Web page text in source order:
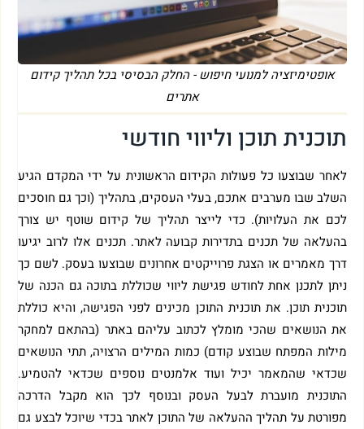
אופטימיזציה למנועי חיפוש - החלק הבסיסי בכל תהליך קידום
אתרים
תוכנית תוכן וליווי חודשי
לאחר שבוצעו כל פעולות הקידום הראשונית על ידי המקדם הגיע
השלב שבו מערבים אתכם, בעלי העסקים, בתהליך (וכך גם חוסכים
לכם את העלויות). כדי לייצר תהליך של קידום שוטף יש צורך
בהעלאה של תכנים בתדירות קבועה לאתר. תכנים אלו לרוב יגיעו
דרך מאמרים או הצגת פרוייקטים אחרונים שבוצעו בעסק. לשם כך
ניתן לתכנן אחת לחודש פגישת ליווי שכוללת בתוכה גם הכנה של
תוכנית תוכן. את תוכנית התוכן מכינים לפני הפגישה, והיא כוללת
את הנושאים שהכי מומלץ לכתוב עליהם באתר (בהתאם למחקר
מילות המפתח שבוצע קודם) כמות המילים הרצויה, תתי הנושאים
שכדאי שהמאמר יכיל ועוד אלמנטים נוספים שכדאי להטמיע.
התוכנית מועברת לבעל העסק ובנוסף לכך הוא מקבל הדרכה
מפורטת על תהליך ההעלאה של התוכן לאתר בכדי שיוכל לבצע גם